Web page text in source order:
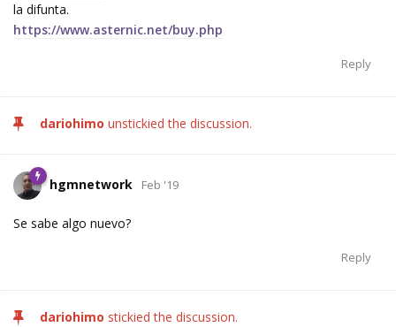
la difunta.
https://www.asternic.net/buy.php
Reply
dariohimo unstickied the discussion.
hgmnetwork Feb '19
Se sabe algo nuevo?
Reply
dariohimo stickied the discussion.